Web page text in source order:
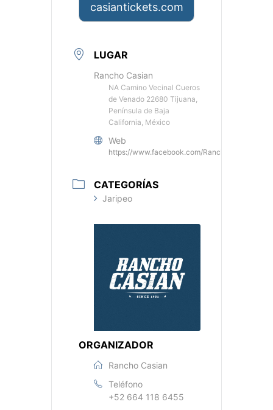
casiantickets.com
LUGAR
Rancho Casian
NA Camino Vecinal Cueros
de Venado 22680 Tijuana,
Península de Baja
California, México
Web
https://www.facebook.com/
CATEGORÍAS
Jaripeo
ORGANIZADOR
Rancho Casian
Teléfono
+52 664 118 6455